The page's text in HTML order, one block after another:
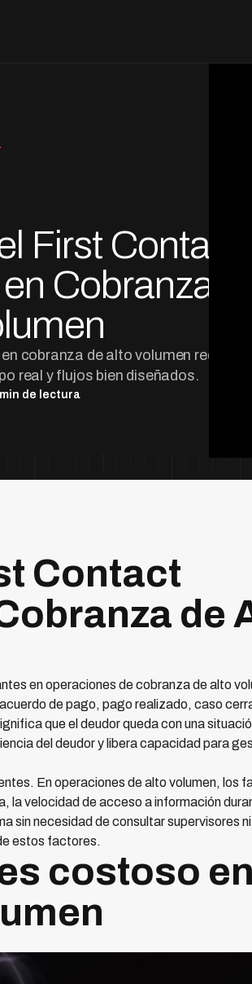
First Contact
Cobranza
cobranza de alto volumen requiere
real y flujos bien diseñados.
de lectura
Contact
de
en operaciones de cobranza de alto
de pago, pago realizado, caso
que el deudor queda con una
del deudor y libera capacidad para
En operaciones de alto volumen, los
la velocidad de acceso a información
sin necesidad de consultar supervisores
estos factores.
costoso en